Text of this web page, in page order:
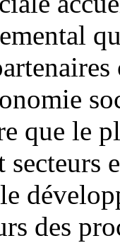
que le
des